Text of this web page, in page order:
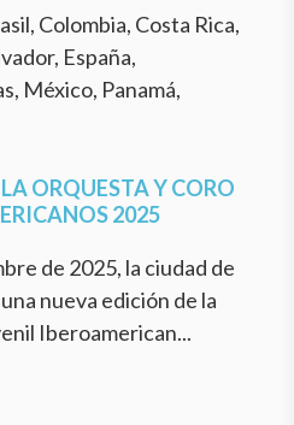
Colombia, Costa Rica,
España,
México, Panamá,
ORQUESTA Y CORO
2025
de 2025, la ciudad de
nueva edición de la
Iberoamerican...